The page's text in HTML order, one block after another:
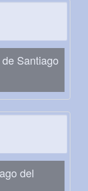
Santiago
del